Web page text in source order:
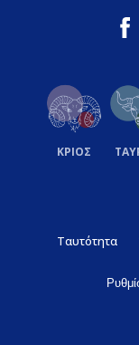
ΚΡΙΟΣ
Ταυτότητα